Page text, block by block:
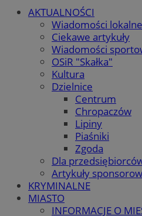
AKTUALNOŚCI
Wiadomości lokalne
Ciekawe artykuły
Wiadomości
OSiR "Skałka"
Kultura
Dzielnice
Centrum
Chropaczów
Lipiny
Piaśniki
Zgoda
Dla
Artykuły
KRYMINALNE
MIASTO
INFORMACJE O